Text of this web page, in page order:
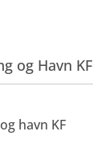
og Havn KF
havn KF